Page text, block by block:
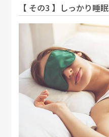
【 その3 】しっかり睡眠